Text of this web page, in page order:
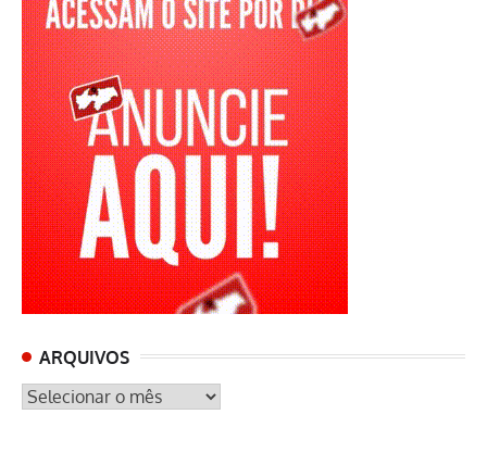
ARQUIVOS
ARQUIVOS